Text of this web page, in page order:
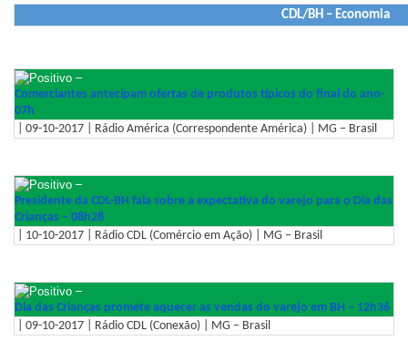
CDL/BH – Economia
–
Comerciantes antecipam ofertas de produtos típicos do final do ano-
07h
| 09-10-2017 | Rádio América (Correspondente América) | MG – Brasil
–
Presidente da CDL-BH fala sobre a expectativa do varejo para o Dia das
Crianças – 08h28
| 10-10-2017 | Rádio CDL (Comércio em Ação) | MG – Brasil
–
Dia das Crianças promete aquecer as vendas do varejo em BH – 12h36
| 09-10-2017 | Rádio CDL (Conexão) | MG – Brasil